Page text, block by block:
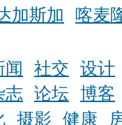
加斯加
喀麦
闻 社交
设计
志 论坛 博客
摄影 健康